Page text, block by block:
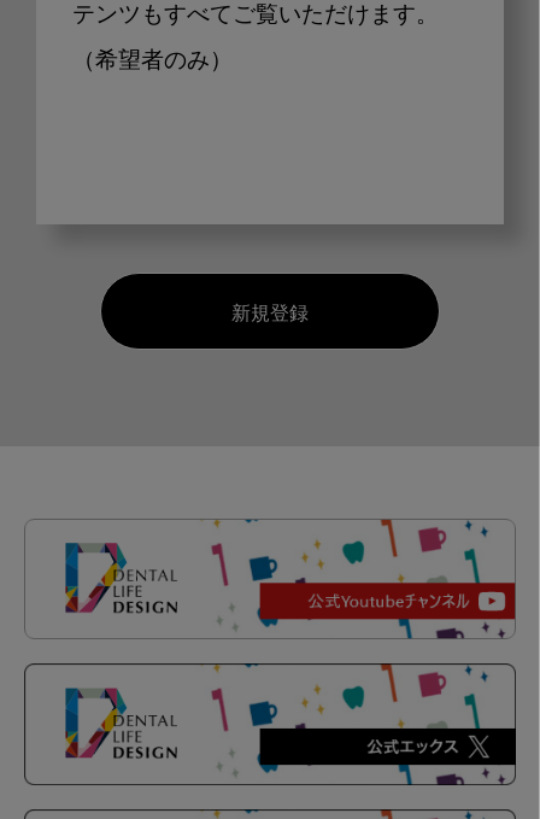
テンツもすべてご覧いただけます。
（希望者のみ）
新規登録